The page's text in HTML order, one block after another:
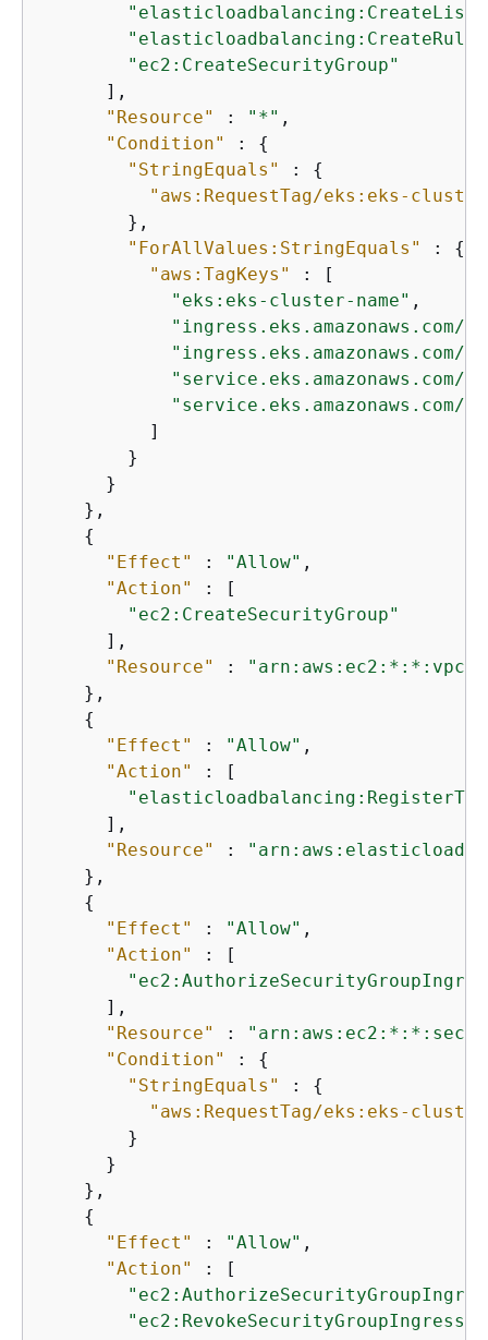
"elasticloadbalancing:CreateRule"
"ec2:CreateSecurityGroup"
      ],
"Resource"
: "*" ,
"Condition"
: {
"StringEquals"
: {
"aws:RequestTag/eks:eks-
        },
"ForAllValues:StringEquals"
: {
"aws:TagKeys"
: [
"eks:eks-cluster-name" ,
"ingress.eks.amazonaws.com/
"ingress.eks.amazonaws.com/
"service.eks.amazonaws.com/
"service.eks.amazonaws.com/
          ]
        }
      }
    },
{
"Effect"
: "Allow" ,
"Action"
: [
"ec2:CreateSecurityGroup"
      ],
"Resource"
:
"arn:aws:ec2:*:*:vpc/
    },
{
"Effect"
: "Allow" ,
"Action"
: [
      ],
"Resource"
:
    },
{
"Effect"
: "Allow" ,
"Action"
: [
      ],
"Resource"
:
"Condition"
: {
"StringEquals"
: {
"aws:RequestTag/eks:eks-
        }
      }
    },
{
"Effect"
: "Allow" ,
"Action"
: [
"ec2:RevokeSecurityGroupIngress"